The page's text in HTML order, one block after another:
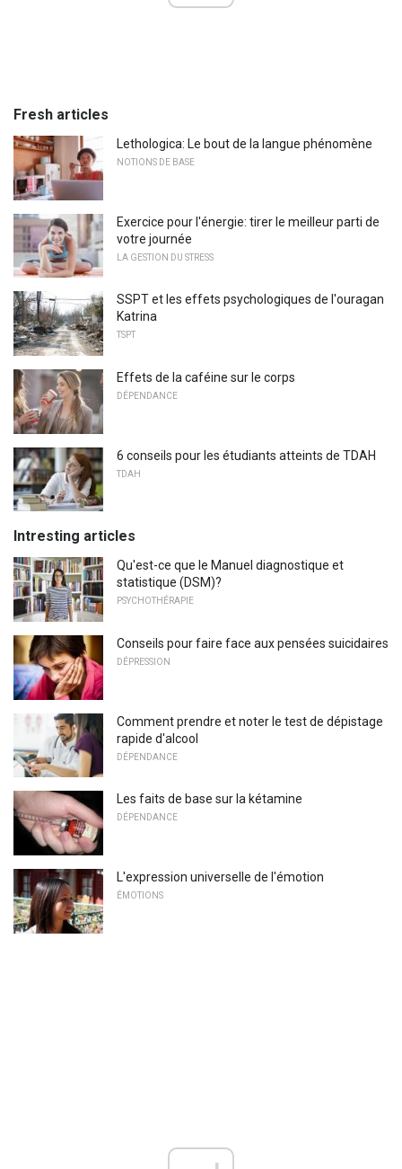
Fresh articles
Lethologica: Le bout de la langue phénomène
NOTIONS DE BASE
Exercice pour l'énergie: tirer le meilleur parti de
votre journée
LA GESTION DU STRESS
SSPT et les effets psychologiques de l'ouragan
Katrina
TSPT
Effets de la caféine sur le corps
DÉPENDANCE
6 conseils pour les étudiants atteints de TDAH
TDAH
Intresting articles
Qu'est-ce que le Manuel diagnostique et
statistique (DSM)?
PSYCHOTHÉRAPIE
Conseils pour faire face aux pensées suicidaires
DÉPRESSION
Comment prendre et noter le test de dépistage
rapide d'alcool
DÉPENDANCE
Les faits de base sur la kétamine
DÉPENDANCE
L'expression universelle de l'émotion
ÉMOTIONS